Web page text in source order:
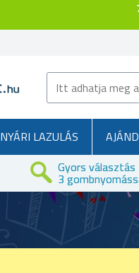
NYÁRI LAZULÁS
Gyors választás
3